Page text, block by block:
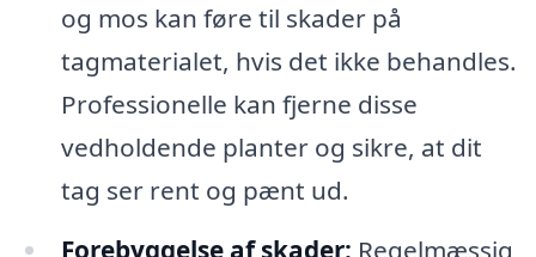
og mos kan føre til skader på
tagmaterialet, hvis det ikke behandles.
Professionelle kan fjerne disse
vedholdende planter og sikre, at dit
tag ser rent og pænt ud.
Forebyggelse af skader: Regelmæssig